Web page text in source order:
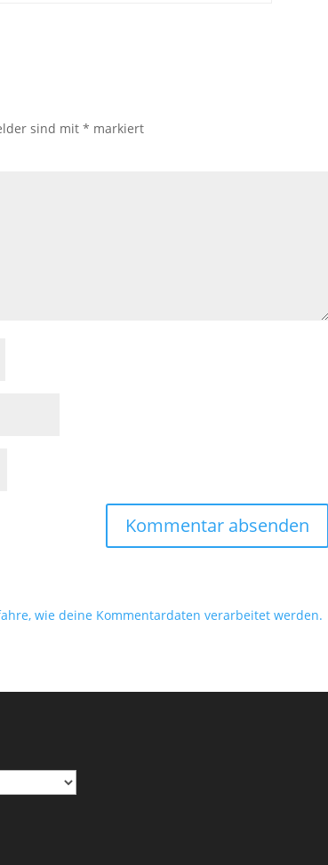
sind mit* markiert
wie deine Kommentardaten verarbeitet werden.